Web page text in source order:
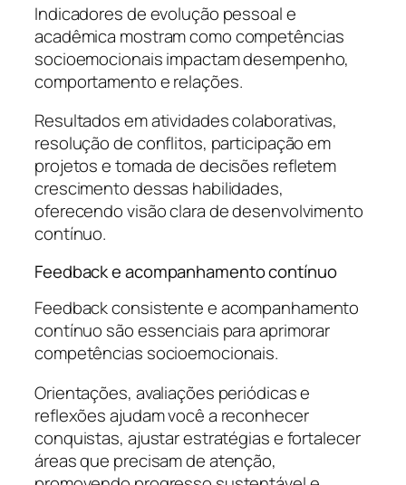
Indicadores de evolução pessoal e
acadêmica mostram como competências
socioemocionais impactam desempenho,
comportamento e relações.
Resultados em atividades colaborativas,
resolução de conflitos, participação em
projetos e tomada de decisões refletem
crescimento dessas habilidades,
oferecendo visão clara de desenvolvimento
contínuo.
Feedback e acompanhamento contínuo
Feedback consistente e acompanhamento
contínuo são essenciais para aprimorar
competências socioemocionais.
Orientações, avaliações periódicas e
reflexões ajudam você a reconhecer
conquistas, ajustar estratégias e fortalecer
áreas que precisam de atenção,